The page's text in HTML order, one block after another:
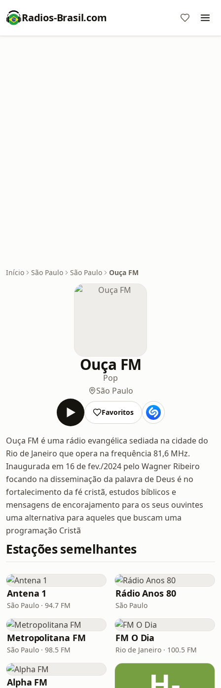
Radios-Brasil.com
Início São Paulo São Paulo Ouça FM
Ouça FM
Pop
São Paulo
Favoritos
Ouça FM é uma rádio evangélica sediada na cidade do
Rio de Janeiro que opera na frequência 81,6 MHz.
Inaugurada em 16 de fev./2024 pelo Wagner Ribeiro
focando na disseminação da palavra de Deus é no
fortalecimento da fé cristã, estudos bíblicos e
mensagens de encorajamento para os seus ouvintes
uma alternativa para aqueles que buscam uma
programação Cristã
Estações semelhantes
Antena 1
São Paulo · 94.7 FM
Rádio Anos 80
São Paulo
Metropolitana FM
São Paulo · 98.5 FM
FM O Dia
Rio de Janeiro · 100.5 FM
Alpha FM